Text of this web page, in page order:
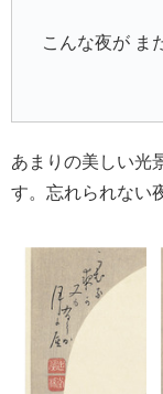
こんな夜が ま
あまりの美しい光
す。忘れられない